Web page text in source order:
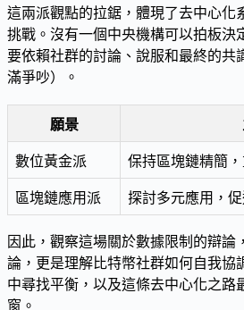
這兩派觀點的拉鋸，體現了去中心化
挑戰。沒有一個中央機構可以拍板決
要依賴社群的討論、說服和最終的共
滿爭吵）。
願景
數位黃金派 保持區塊鏈精簡
區塊鏈應用派 探討多元應用，
因此，觀察這場關於數據限制的辯論
論，更是理解比特幣社群如何自我協
中尋找平衡，以及這條去中心化之路
窗。